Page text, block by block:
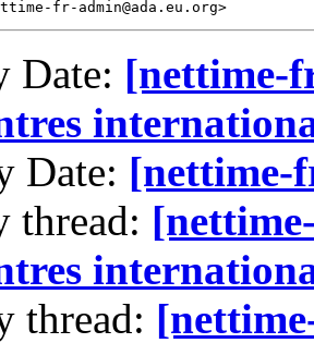
Date: [nettime-
Date: [nettime-
thread:
thread: